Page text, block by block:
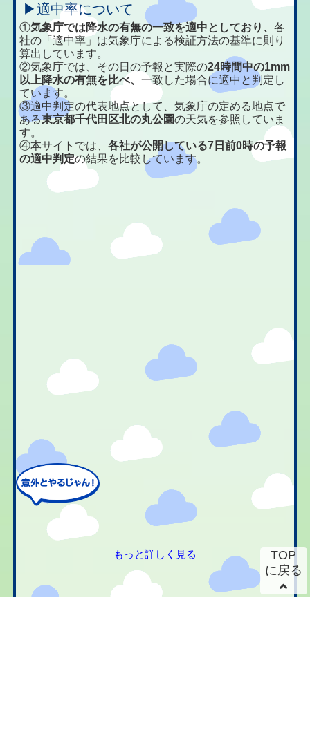
▶適中率について
①気象庁では降水の有無の一致を適中としており、各
社の「適中率」は気象庁による検証方法の基準に則り
算出しています。
②気象庁では、その日の予報と実際の24時間中の1mm
以上降水の有無を比べ、一致した場合に適中と判定し
ています。
③適中判定の代表地点として、気象庁の定める地点で
ある東京都千代田区北の丸公園の天気を参照していま
す。
④本サイトでは、各社が公開している7日前0時の予報
の適中判定の結果を比較しています。
もっと詳しく見る
TOP
に戻る